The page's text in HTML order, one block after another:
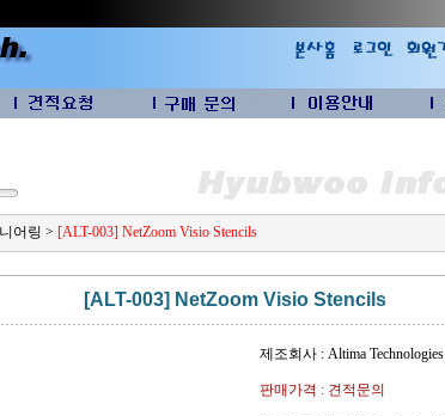
어링 > [ALT-003] NetZoom Visio Stencils
[ALT-003] NetZoom Visio Stencils
제조회사 : Altima Technologies
판매가격 : 견적문의